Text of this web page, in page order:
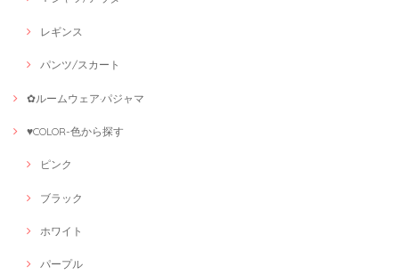
レギンス
パンツ/スカート
✿ルームウェア·パジャマ
♥COLOR-色から探す
ピンク
ブラック
ホワイト
パープル